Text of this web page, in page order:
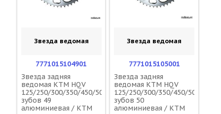
Звезда ведомая
7771015104901
Звезда задняя
ведомая KTM HQV
125/250/300/350/450/500
зубов 49
алюминиевая / KTM
Звезда ведомая
7771015105001
Звезда задняя
ведомая KTM HQV
125/250/300/350/450/500
зубов 50
алюминиевая / KTM